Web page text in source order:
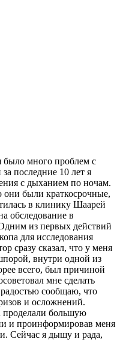
много проблем с
последние 10 лет я
с дыханием по ночам.
они были краткосрочные,
в клинику Шаарей
обследование в
из первых действий
для исследования
сразу сказал, что у меня
внутри одной из
всего, был причиной
мне сделать
сообщаю, что
и осложнений.
проделали большую
и проинформировав меня
Сейчас я дышу и рада,